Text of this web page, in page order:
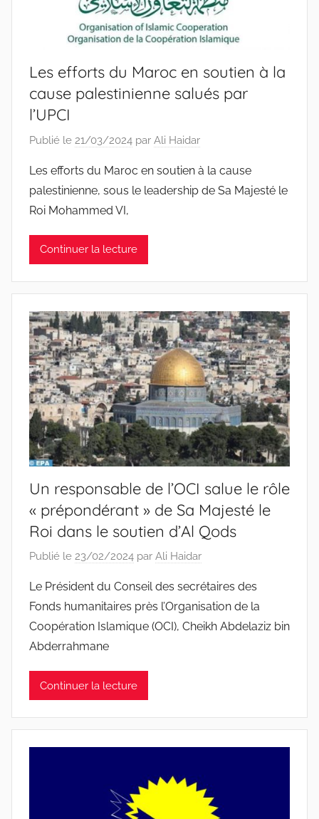
Les efforts du Maroc en soutien à la
cause palestinienne salués par
l’UPCI
Publié le 21/03/2024 par Ali Haidar
Les efforts du Maroc en soutien à la cause
palestinienne, sous le leadership de Sa Majesté le
Roi Mohammed VI,
Continuer la lecture
Un responsable de l’OCI salue le rôle
« prépondérant » de Sa Majesté le
Roi dans le soutien d’Al Qods
Publié le 23/02/2024 par Ali Haidar
Le Président du Conseil des secrétaires des
Fonds humanitaires près l’Organisation de la
Coopération Islamique (OCI), Cheikh Abdelaziz bin
Abderrahmane
Continuer la lecture